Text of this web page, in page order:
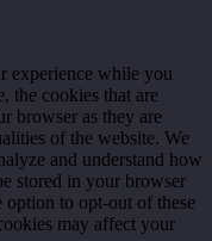
experience while you
the cookies that are
browser as they are
of the website. We
and understand how
stored in your browser
to opt-out of these
may affect your